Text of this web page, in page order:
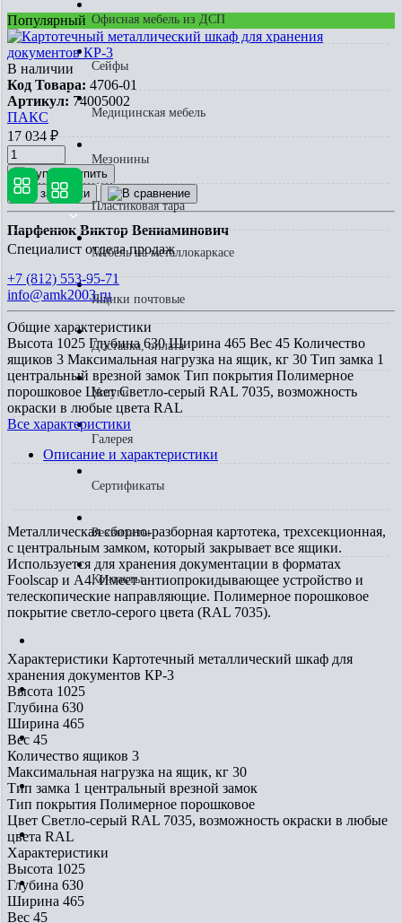
Офисная мебель из ДСП
Сейфы
Медицинская мебель
Мезонины
Пластиковая тара
Мебель на металлокаркасе
Ящики почтовые
Доставка, оплата
Услуги
Галерея
Сертификаты
Реквизиты
Контакты
Услуги
Галерея
Сертификаты
Реквизиты
Контакты
Популярный
В наличии
Код Товара: 4706-01
Артикул: 74005002
ПАКС
17 034 ₽
Купить
Парфенюк Виктор Вениаминович
Специалист отдела продаж
+7 (812) 553-95-71
info@amk2003.ru
Общие характеристики
Высота 1025 Глубина 630 Ширина 465 Вес 45 Количество
ящиков 3 Максимальная нагрузка на ящик, кг 30 Тип замка 1
центральный врезной замок Тип покрытия Полимерное
порошковое Цвет Светло-серый RAL 7035, возможность
окраски в любые цвета RAL
Все характеристики
Описание и характеристики
Металлическая сборно-разборная картотека, трехсекционная,
с центральным замком, который закрывает все ящики.
Используется для хранения документации в форматах
Foolscap и А4. Имеет антиопрокидывающее устройство и
телескопические направляющие. Полимерное порошковое
покрытие светло-серого цвета (RAL 7035).
Характеристики Картотечный металлический шкаф для
хранения документов КР-3
Высота 1025
Глубина 630
Ширина 465
Вес 45
Количество ящиков 3
Максимальная нагрузка на ящик, кг 30
Тип замка 1 центральный врезной замок
Тип покрытия Полимерное порошковое
Цвет Светло-серый RAL 7035, возможность окраски в любые
цвета RAL
Характеристики
Высота 1025
Глубина 630
Ширина 465
Вес 45